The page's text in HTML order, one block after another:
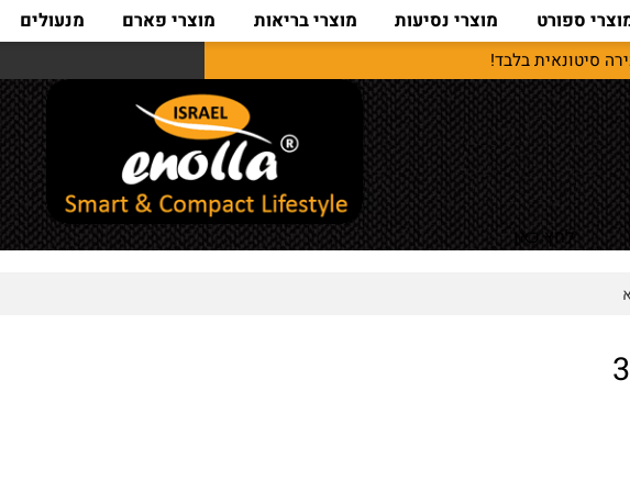
בלבד!
לחץ כאן
מוצרי נסיעות מוצרי בריאות מוצרי פארם מנעולים